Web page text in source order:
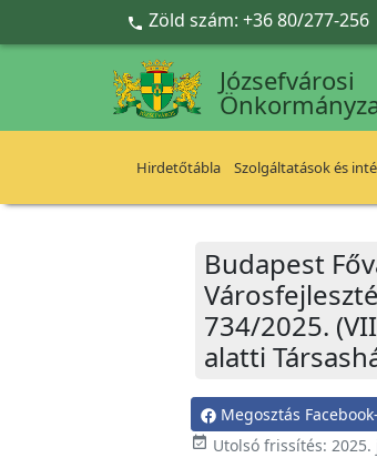
Ugrás a fő tartalomra
 Zöld szám: +36 80/277-256
Józsefvárosi
Hirdetőtábla Szolgáltatások és
Budapest
734/2025.
alatti
Megosztás
event_available Utolsó frissítés: